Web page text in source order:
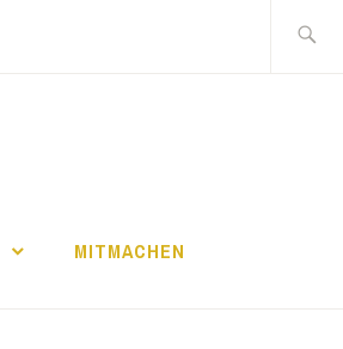
nach:
MITMACHEN